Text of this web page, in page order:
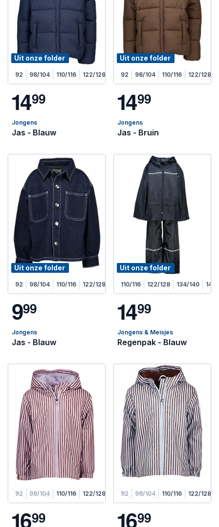
Uit onze folder
92 98/104 110/116 122/128
1499
Jongens
Jas - Blauw
Uit onze folder
92 98/104 110/116 122/128
1499
Jongens
Jas - Bruin
Uit onze folder
92 98/104 110/116 122/128
999
Jongens
Jas - Blauw
Uit onze folder
110/116 122/128 134/140
1499
Jongens & Meisjes
Regenpak - Blauw
92 98/104 110/116 122/128
1699
92 98/104 110/116 122/128
1699